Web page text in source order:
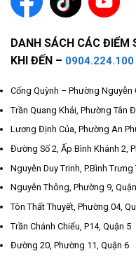
DANH SÁCH CÁC ĐIỂM
KHI ĐẾN – 0904.224.100
Cống Quỳnh – Phường Nguyễn
Trần Quang Khải, Phường Tân
Lương Định Của, Phường An
Đường Số 2, Ấp Bình Khánh 2,
Nguyễn Duy Trinh, P.Bình Trưng
Nguyễn Thông, Phường 9,
Tôn Thất Thuyết, Phường 04,
Trần Chánh Chiếu, P14, Quận 5
Đường 20, Phường 11, Quận 6